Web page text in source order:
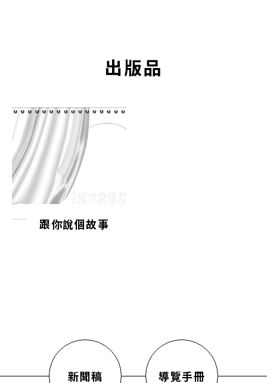
出版品
跟你說個故事
新聞稿 導覽手冊